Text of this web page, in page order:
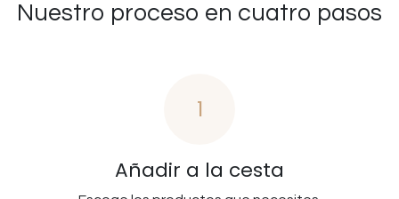
Nuestro proceso en cuatro pasos
1
Añadir a la cesta